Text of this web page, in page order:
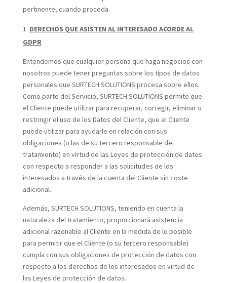
pertinente, cuando proceda.
DERECHOS QUE ASISTEN AL INTERESADO ACORDE AL
GDPR
Entendemos que cualquier persona que haga negocios con
nosotros puede tener preguntas sobre los tipos de datos
personales que SURTECH SOLUTIONS procesa sobre ellos.
Como parte del Servicio, SURTECH SOLUTIONS permite que
el Cliente puede utilizar para recuperar, corregir, eliminar o
restringir el uso de los Datos del Cliente, que el Cliente
puede utilizar para ayudarle en relación con sus
obligaciones (o las de su tercero responsable del
tratamiento) en virtud de las Leyes de protección de datos
con respecto a responder a las solicitudes de los
interesados a través de la cuenta del Cliente sin coste
adicional.
Además, SURTECH SOLUTIONS, teniendo en cuenta la
naturaleza del tratamiento, proporcionará asistencia
adicional razonable al Cliente en la medida de lo posible
para permitir que el Cliente (o su tercero responsable)
cumpla con sus obligaciones de protección de datos con
respecto a los derechos de los interesados en virtud de
las Leyes de protección de datos.